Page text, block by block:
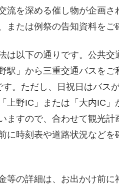
流を深める催し物が企画
または例祭の告知資料をご
は以下の通りです。公共
駅」から三重交通バスを
。ただし、日祝日はバス
上野IC」または「大内IC
ますので、合わせて観光
に時刻表や道路状況など
等の詳細は、お出かけ前に